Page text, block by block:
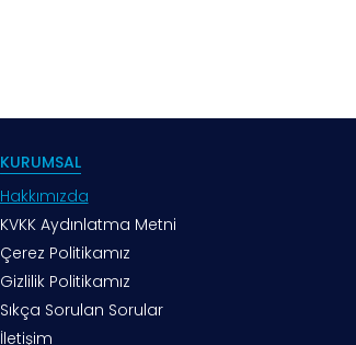
KURUMSAL
Hakkımızda
KVKK Aydınlatma Metni
Çerez Politikamız
Gizlilik Politikamız
Sıkça Sorulan Sorular
İletişim